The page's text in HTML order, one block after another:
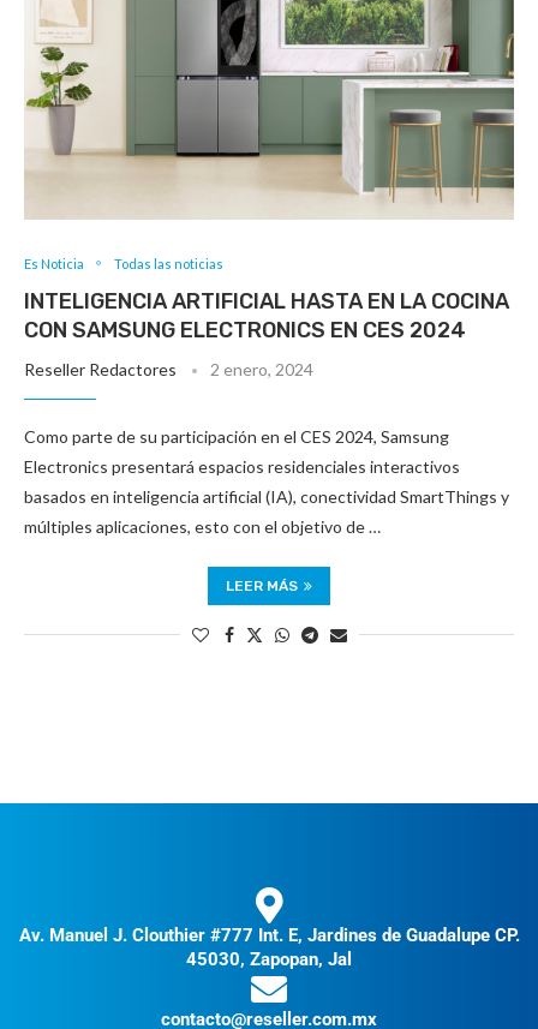
Es Noticia Todas las noticias
INTELIGENCIA ARTIFICIAL HASTA EN LA COCINA
CON SAMSUNG ELECTRONICS EN CES 2024
Reseller Redactores 2 enero, 2024
Como parte de su participación en el CES 2024, Samsung
Electronics presentará espacios residenciales interactivos
basados en inteligencia artificial (IA), conectividad SmartThings y
múltiples aplicaciones, esto con el objetivo de …
LEER MÁS
Av. Manuel J. Clouthier #777 Int. E, Jardines de Guadalupe CP.
45030, Zapopan, Jal
contacto@reseller.com.mx